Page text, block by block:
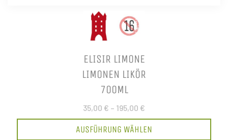
ELISIR LIMONE
LIMONEN LIKÖR
700ML
35,00 € – 195,00 €
AUSFÜHRUNG WÄHLEN